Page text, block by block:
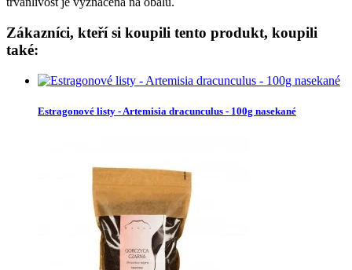
Zákazníci, kteří si koupili tento produkt, koupili
také:
Estragonové listy - Artemisia dracunculus - 100g nasekané